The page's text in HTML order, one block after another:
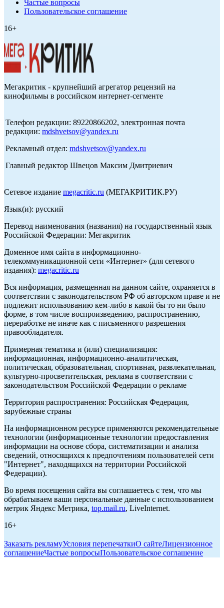
Частые вопросы
Пользовательское соглашение
16+
Мегакритик - крупнейший агрегатор рецензий на
кинофильмы в российском интернет-сегменте
Телефон редакции: 89220866202, электронная почта
редакции: mdshvetsov@yandex.ru
Рекламный отдел: mdshvetsov@yandex.ru
Главный редактор Швецов Максим Дмитриевич
Сетевое издание megacritic.ru (МЕГАКРИТИК.РУ)
Язык(и): русский
Перевод наименования (названия) на государственный язык
Российской Федерации: Мегакритик
Доменное имя сайта в информационно-
телекоммуникационной сети «Интернет» (для сетевого
издания): megacritic.ru
Вся информация, размещенная на данном сайте, охраняется в
соответствии с законодательством РФ об авторском праве и не
подлежит использованию кем-либо в какой бы то ни было
форме, в том числе воспроизведению, распространению,
переработке не иначе как с письменного разрешения
правообладателя.
Примерная тематика и (или) специализация:
информационная, информационно-аналитическая,
политическая, образовательная, спортивная, развлекательная,
культурно-просветительская, реклама в соответствии с
законодательством Российской Федерации о рекламе
Территория распространения: Российская Федерация,
зарубежные страны
На информационном ресурсе применяются рекомендательные
технологии (информационные технологии предоставления
информации на основе сбора, систематизации и анализа
сведений, относящихся к предпочтениям пользователей сети
"Интернет", находящихся на территории Российской
Федерации).
Во время посещения сайта вы соглашаетесь с тем, что мы
обрабатываем ваши персональные данные с использованием
метрик Яндекс Метрика, top.mail.ru, LiveInternet.
16+
Заказать рекламуУсловия перепечаткиО сайтеЛицензионное
соглашениеЧастые вопросыПользовательское соглашение